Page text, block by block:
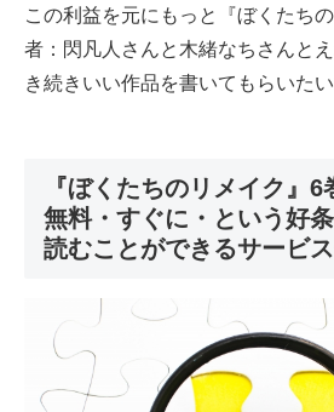
この利益を元にもっと『ぼくたち
者：閃凡人さんと木緒なちさんと
き続きいい作品を書いてもらいた
『ぼくたちのリメイク』
無料・すぐに・という好
読むことができるサービ